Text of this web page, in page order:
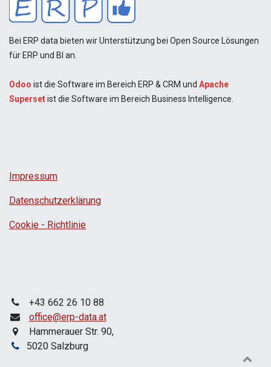
Bei ERP data bieten wir Unterstützung bei Open Source Lösungen
für ERP und BI an.
Odoo ist die Software im Bereich ERP & CRM und Apache
Supersetist die Software im Bereich Business Intelligence.
Impressum
Datenschutzerklärung
Cookie - Richtlinie
+43 662 26 10 88
office@erp-data.at
Hammerauer Str. 90,
5020 Salzburg